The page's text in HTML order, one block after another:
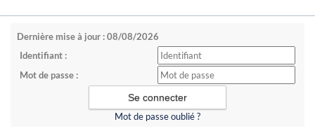
Dernière mise à jour : 08/08/2026
Identifiant :
Mot de passe :
Mot de passe oublié ?